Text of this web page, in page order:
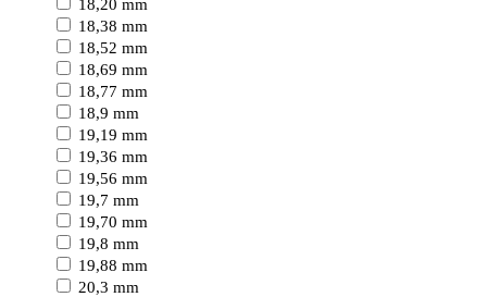
18,20 mm
18,38 mm
18,52 mm
18,69 mm
18,77 mm
18,9 mm
19,19 mm
19,36 mm
19,56 mm
19,7 mm
19,70 mm
19,8 mm
19,88 mm
20,3 mm